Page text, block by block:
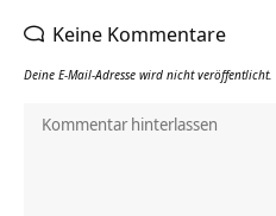
Keine Kommentare
Deine E-Mail-Adresse wird nicht veröffentlicht.